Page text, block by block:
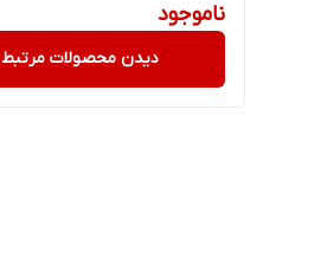
ناموجود
دیدن محصولات مرتبط